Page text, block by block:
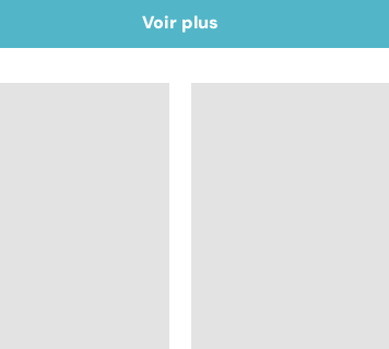
Voir plus